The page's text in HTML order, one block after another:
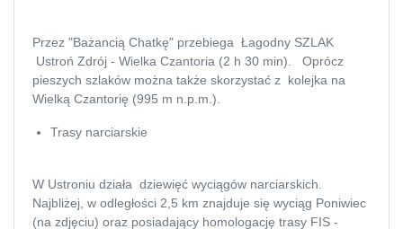
Zdrój - Wielka Czantoria (2 h 30 min). Oprócz pieszych
szlaków można także skorzystać z kolejka na Wielką
Czantorię(995 m n.p.m.).
w odległości 2,5 km znajduje się wyciąg Poniwiec (na
zdjęciu) oraz posiadający homologację trasy FIS -
"Czantoria".